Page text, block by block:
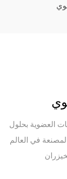
من 90 ٪ من المنتجات العضوية بحلول
المصنعة في العالم